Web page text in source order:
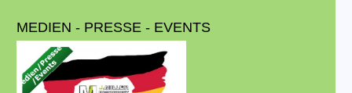
MEDIEN - PRESSE - EVENTS